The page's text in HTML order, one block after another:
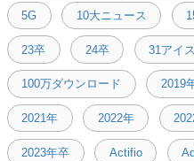
5G 10大ニュース
23卒 24卒 31アイ
100万ダウンロード 2019
2021年 2022年
2023年卒 Actifio